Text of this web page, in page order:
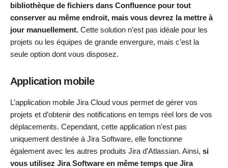
bibliothèque de fichiers dans Confluence pour tout
conserver au même endroit, mais vous devrez la mettre à
jour manuellement. Cette solution n’est pas idéale pour les
projets ou les équipes de grande envergure, mais c’est la
seule option dont vous disposez.
Application mobile
L’application mobile Jira Cloud vous permet de gérer vos
projets et d’obtenir des notifications en temps réel lors de vos
déplacements. Cependant, cette application n’est pas
uniquement destinée à Jira Software, elle fonctionne
également avec les autres produits Jira d’Atlassian. Ainsi, si
vous utilisez Jira Software en même temps que Jira